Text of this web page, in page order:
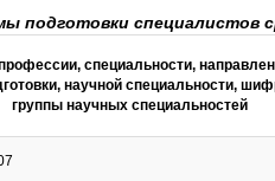
подготовки специалистов
специальности,
научной специальности,
группы научных специальностей